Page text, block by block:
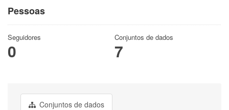
Pessoas
Seguidores
0
Conjuntos de dados
7
Conjuntos de dados